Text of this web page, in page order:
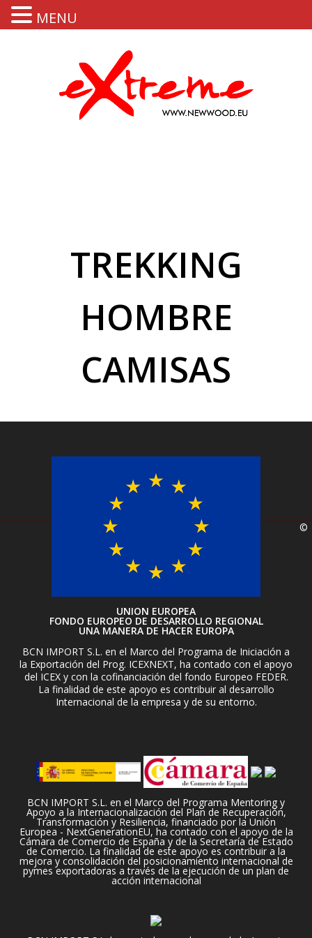
TREKKING
HOMBRE
CAMISAS
UNION EUROPEA
FONDO EUROPEO DE DESARROLLO REGIONAL
UNA MANERA DE HACER EUROPA
BCN IMPORT S.L. en el Marco del Programa de Iniciación a
la Exportación del Prog. ICEXNEXT, ha contado con el apoyo
del ICEX y con la cofinanciación del fondo Europeo FEDER.
La finalidad de este apoyo es contribuir al desarrollo
Internacional de la empresa y de su entorno.
BCN IMPORT S.L. en el Marco del Programa Mentoring y
Apoyo a la Internacionalización del Plan de Recuperación,
Transformación y Resiliencia, financiado por la Unión
Europea - NextGenerationEU, ha contado con el apoyo de la
Cámara de Comercio de España y de la Secretaría de Estado
de Comercio. La finalidad de este apoyo es contribuir a la
mejora y consolidación del posicionamiento internacional de
pymes exportadoras a través de la ejecución de un plan de
acción internacional
©
MENU